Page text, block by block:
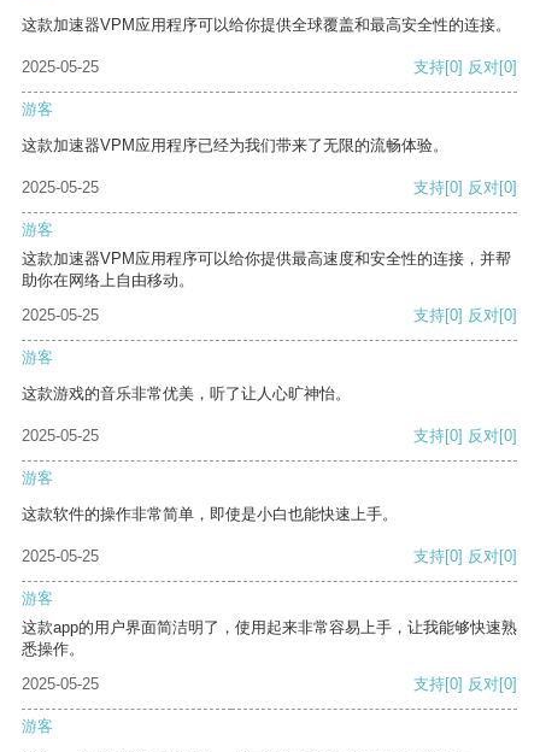
这款加速器VPM应用程序可以给你提供全球覆盖和最高安全性的连接。
2025-05-25 支持[0] 反对[0]
游客
这款加速器VPM应用程序已经为我们带来了无限的流畅体验。
2025-05-25 支持[0] 反对[0]
游客
这款加速器VPM应用程序可以给你提供最高速度和安全性的连接，并帮
助你在网络上自由移动。
2025-05-25
支持[0] 反对[0]
游客
这款游戏的音乐非常优美，听了让人心旷神怡。
2025-05-25 支持[0] 反对[0]
游客
这款软件的操作非常简单，即使是小白也能快速上手。
2025-05-25 支持[0] 反对[0]
游客
这款app的用户界面简洁明了，使用起来非常容易上手，让我能够快速熟
悉操作。
2025-05-25
支持[0] 反对[0]
游客